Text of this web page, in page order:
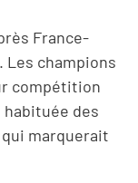
France-
. Les champions
compétition
habituée des
marquerait